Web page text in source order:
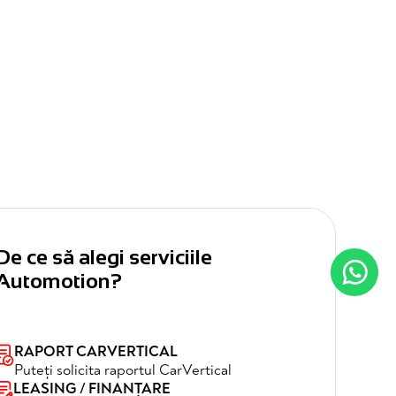
ce să alegi serviciile
RAPORT CARVERTICAL
Puteți solicita raportul CarVertical
LEASING / FINANȚARE